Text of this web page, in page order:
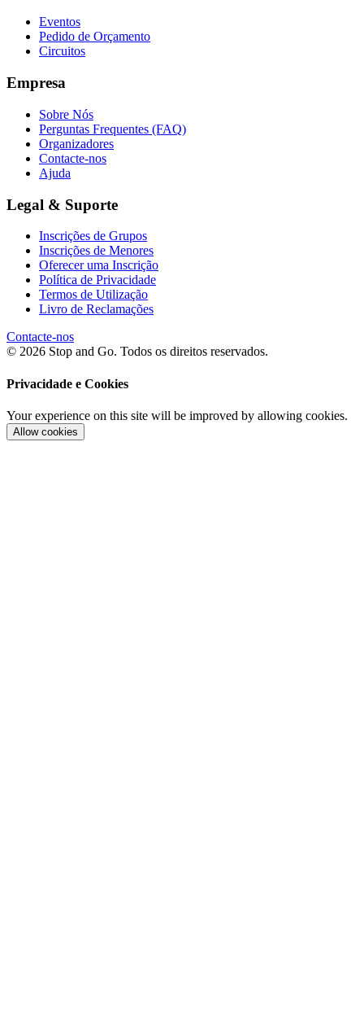
Eventos
Pedido de Orçamento
Circuitos
Empresa
Sobre Nós
Perguntas Frequentes (FAQ)
Organizadores
Contacte-nos
Ajuda
Legal & Suporte
Inscrições de Grupos
Inscrições de Menores
Oferecer uma Inscrição
Política de Privacidade
Termos de Utilização
Livro de Reclamações
Contacte-nos
© 2026 Stop and Go. Todos os direitos reservados.
Privacidade e Cookies
Your experience on this site will be improved by allowing cookies.
Allow cookies